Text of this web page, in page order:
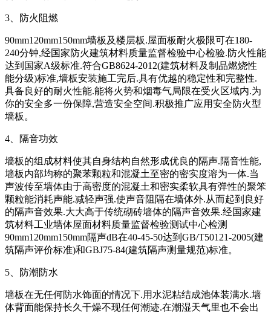
3、防火阻燃
90mm120mm150mm墙板及楼层板.屋面板耐火极限可在180-
240分钟,经国家防火建筑材料质量监督检验中心检验.防火性能
达到国家A级标准.符合GB8624-2012(建筑材料及制品燃烧性
能分级)标准,墙板安装施工完后.具有优越的稳定性和完整性.
具备良好的耐火性能.能将火势和烟毒气局限在受火区域内.为
你的安全多一份保障,营造安全空间.积极推广应用安全防火型
墙板。
4、隔音功效
墙板的组成材料使其自身结构自然形成优良的隔声.隔音性能,
墙板内部均称的聚苯颗粒和混凝土至密的密实度溶为一体.当
声波传至墙体由于高密度的混凝土和密实柔软具有弹性的聚笨
颗粒能消耗声能.减轻声强.使声音阻隔在墙体外.从而起到良好
的隔声音效果.大大高于传统砌砖墙体的隔声音效果.经国家建
筑材料工业墙体屋面材料质量监督检验测试中心检测
90mm120mm150mm隔声dB在40-45-50达到GB/T50121-2005(建
筑隔声评价标准)和GBJ75-84(建筑隔声测量规范)标准。
5、防潮防水
墙板在无任何防水饰面的情况下.用水泥粘结成池体装满水.墙
体背面能保持长久干燥不现任何潮迹.在潮湿天气里也不会出